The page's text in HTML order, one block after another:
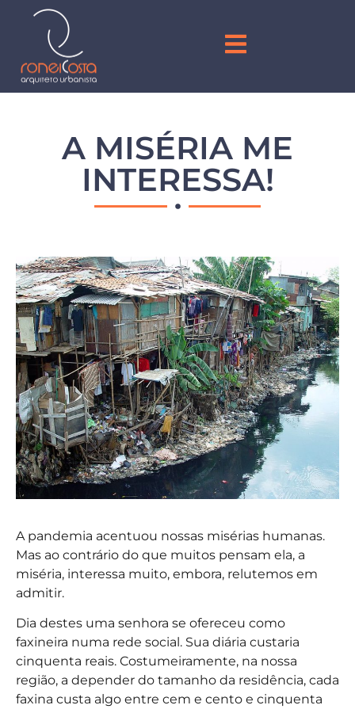
A MISÉRIA ME
INTERESSA!
A pandemia acentuou nossas misérias humanas.
Mas ao contrário do que muitos pensam ela, a
miséria, interessa muito, embora, relutemos em
admitir.
Dia destes uma senhora se ofereceu como
faxineira numa rede social. Sua diária custaria
cinquenta reais. Costumeiramente, na nossa
região, a depender do tamanho da residência, cada
faxina custa algo entre cem e cento e cinquenta